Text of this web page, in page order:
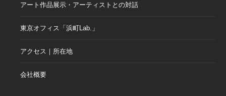
アート作品展示・アーティストとの対話
東京オフィス「浜町Lab.」
アクセス｜所在地
会社概要